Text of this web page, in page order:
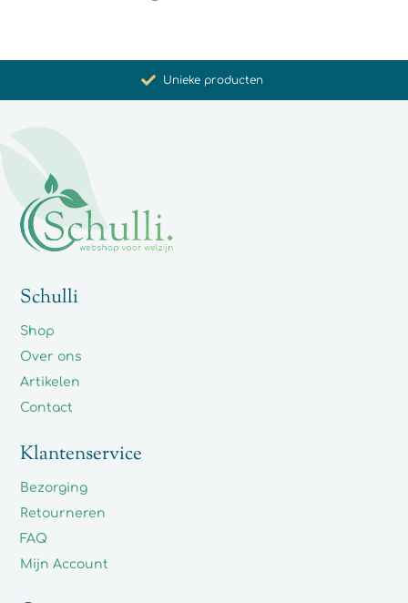
Unieke producten
Schulli
Shop
Over ons
Artikelen
Contact
Klantenservice
Bezorging
Retourneren
FAQ
Mijn Account